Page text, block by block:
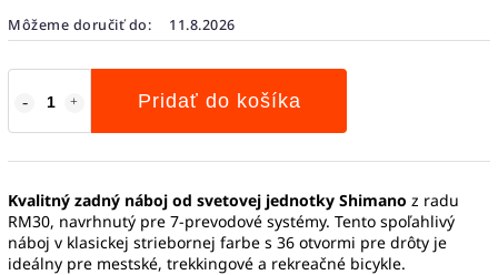
Môžeme doručiť do: 11.8.2026
Pridať do košíka
Kvalitný zadný náboj od svetovej jednotky Shimano z radu
RM30, navrhnutý pre 7-prevodové systémy. Tento spoľahlivý
náboj v klasickej striebornej farbe s 36 otvormi pre drôty je
ideálny pre mestské, trekkingové a rekreačné bicykle.